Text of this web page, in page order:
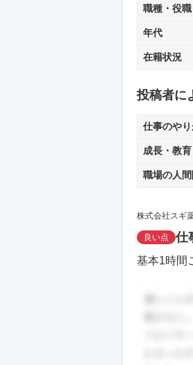
職種・役職
年代
在籍状況
投稿者に
仕事のや
成長・教育
職場の人
株式会社スギ
良い点 仕
基本1時間